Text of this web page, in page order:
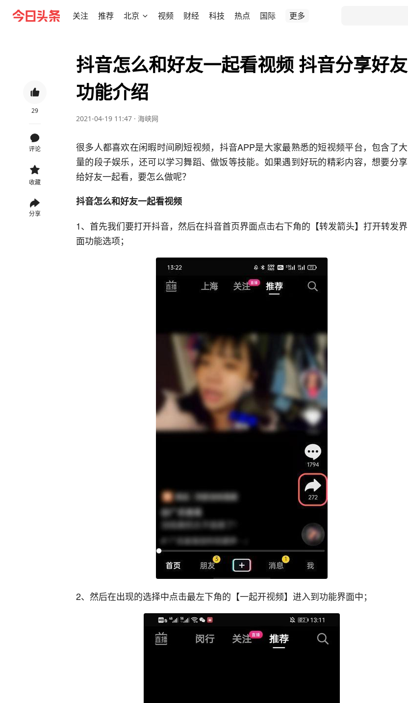
关注 推荐 北京 视频 财经 科技 热点 国际 更多
29
评论
收藏
分享
抖音怎么和好友一起看视频 抖音分享好友
功能介绍
2021-04-19 11:47 · 海峡网
很多人都喜欢在闲暇时间刷短视频，抖音APP是大家最熟悉的短视频平台，包含了大
量的段子娱乐，还可以学习舞蹈、做饭等技能。如果遇到好玩的精彩内容，想要分享
给好友一起看，要怎么做呢？
抖音怎么和好友一起看视频
1、首先我们要打开抖音，然后在抖音首页界面点击右下角的【转发箭头】打开转发界
面功能选项；
2、然后在出现的选择中点击最左下角的【一起开视频】进入到功能界面中；